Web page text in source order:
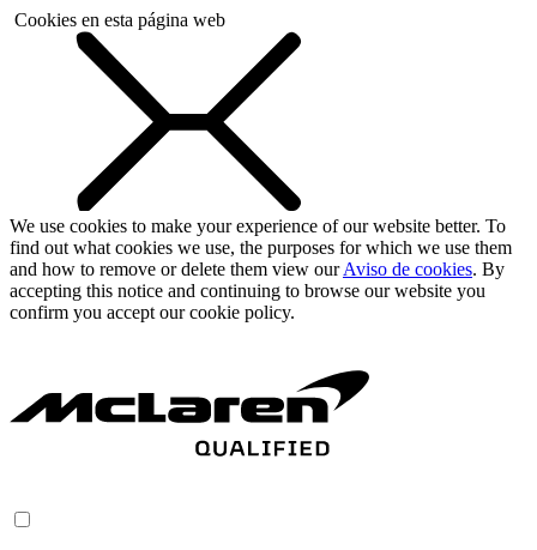
Cookies en esta página web
We use cookies to make your experience of our website better. To
find out what cookies we use, the purposes for which we use them
and how to remove or delete them view ourAviso de cookies. By
accepting this notice and continuing to browse our website you
confirm you accept our cookie policy.